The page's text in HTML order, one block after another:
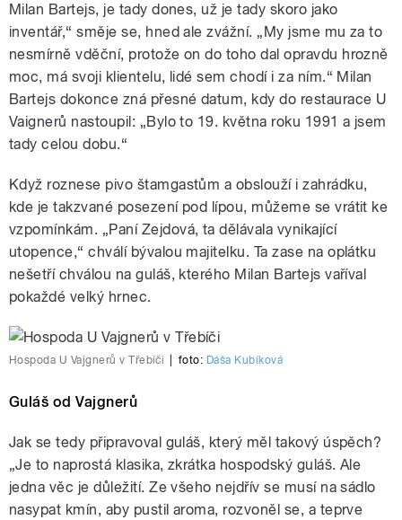
Milan Bartejs, je tady dones, už je tady skoro jako
inventář,“ směje se, hned ale zvážní. „My jsme mu za to
nesmírně vděční, protože on do toho dal opravdu hrozně
moc, má svoji klientelu, lidé sem chodí i za ním.“ Milan
Bartejs dokonce zná přesné datum, kdy do restaurace U
Vaignerů nastoupil: „Bylo to 19. května roku 1991 a jsem
tady celou dobu.“
Když roznese pivo štamgastům a obslouží i zahrádku,
kde je takzvané posezení pod lípou, můžeme se vrátit ke
vzpomínkám. „Paní Zejdová, ta dělávala vynikající
utopence,“ chválí bývalou majitelku. Ta zase na oplátku
nešetří chválou na guláš, kterého Milan Bartejs vaříval
pokaždé velký hrnec.
Hospoda U Vajgnerů v Třebíči foto: Dáša Kubíková
Guláš od Vajgnerů
Jak se tedy připravoval guláš, který měl takový úspěch?
„Je to naprostá klasika, zkrátka hospodský guláš. Ale
jedna věc je důležití. Ze všeho nejdřív se musí na sádlo
nasypat kmín, aby pustil aroma, rozvoněl se, a teprve